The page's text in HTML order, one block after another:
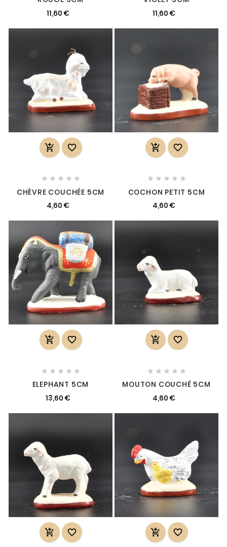
11,60 €
11,60 €
 
    
CHÈVRE COUCHÉE 5CM
4,60 €
 
    
COCHON PETIT 5CM
4,60 €
 
    
ELEPHANT 5CM
13,60 €
 
    
MOUTON COUCHÉ 5CM
4,60 €
   